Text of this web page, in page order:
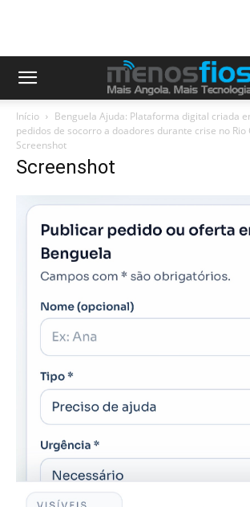
Início
Benguela Ajuda: Plataforma digital criada
pedidos de socorro a doadores durante crise no Rio
Screenshot
Screenshot